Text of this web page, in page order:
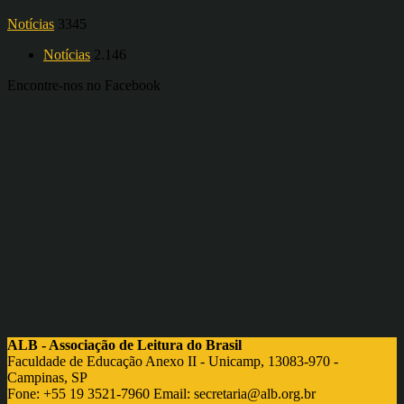
Notícias 3345
Notícias 2.146
Encontre-nos no Facebook
ALB - Associação de Leitura do Brasil
Faculdade de Educação Anexo II - Unicamp, 13083-970 -
Campinas, SP
Fone: +55 19 3521-7960 Email: secretaria@alb.org.br